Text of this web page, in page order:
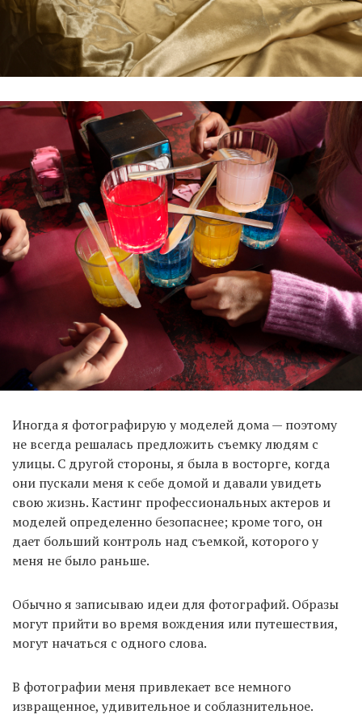
Иногда я фотографирую у моделей дома — поэтому
не всегда решалась предложить съемку людям с
улицы. С другой стороны, я была в восторге, когда
они пускали меня к себе домой и давали увидеть
свою жизнь. Кастинг профессиональных актеров и
моделей определенно безопаснее; кроме того, он
дает больший контроль над съемкой, которого у
меня не было раньше.
Обычно я записываю идеи для фотографий. Образы
могут прийти во время вождения или путешествия,
могут начаться с одного слова.
В фотографии меня привлекает все немного
извращенное, удивительное и соблазнительное.